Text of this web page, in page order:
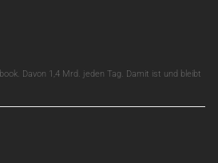
Davon 1,4 Mrd. jeden Tag. Damit ist und bleibt